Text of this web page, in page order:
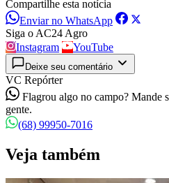
Compartilhe esta notícia
Enviar no WhatsApp
Siga o AC24 Agro
Instagram
YouTube
Deixe seu comentário
VC Repórter
Flagrou algo no campo? Mande
gente.
(68) 99950-7016
Veja também